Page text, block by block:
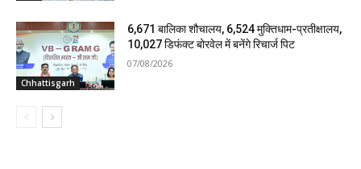
Chhattisgarh
6,671 बालिका शौचालय, 6,524 मुक्तिधाम-प्रतीक्षालय,
10,027 डिफंक्ट बोरवेल में बनेंगे रिचार्ज पिट
07/08/2026